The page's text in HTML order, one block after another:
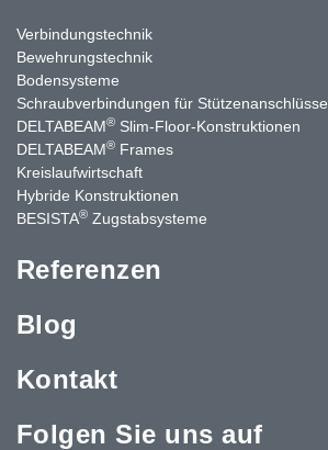
Verbindungstechnik
Bewehrungstechnik
Bodensysteme
Schraubverbindungen für Stützenanschlüsse
DELTABEAM® Slim-Floor-Konstruktionen
DELTABEAM® Frames
Kreislaufwirtschaft
Hybride Konstruktionen
BESISTA® Zugstabsysteme
Referenzen
Blog
Kontakt
Folgen Sie uns auf